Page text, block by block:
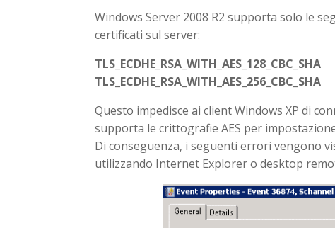
Windows Server 2008 R2 supporta solo le
certificati sul server:
TLS_ECDHE_RSA_WITH_AES_128_CBC_SHA
TLS_ECDHE_RSA_WITH_AES_256_CBC_SHA
Questo impedisce ai client Windows XP di
supporta le crittografie AES per
Di conseguenza, i seguenti errori vengono
utilizzando Internet Explorer o desktop